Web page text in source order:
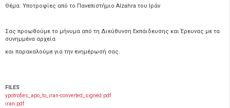
Θέμα: Υποτροφίες από το Πανεπιστήμιο Alzahra του Ιράν
Σας προωθούμε το μήνυμα από τη Διεύθυνση Εκπάιδευσης και Έρευνας με τα
συνημμένα αρχεία
και παρακαλούμε για την ενημέρωσή σας.
FILES
ypotrofies_apo_to_iran-converted_signed.pdf
iran.pdf